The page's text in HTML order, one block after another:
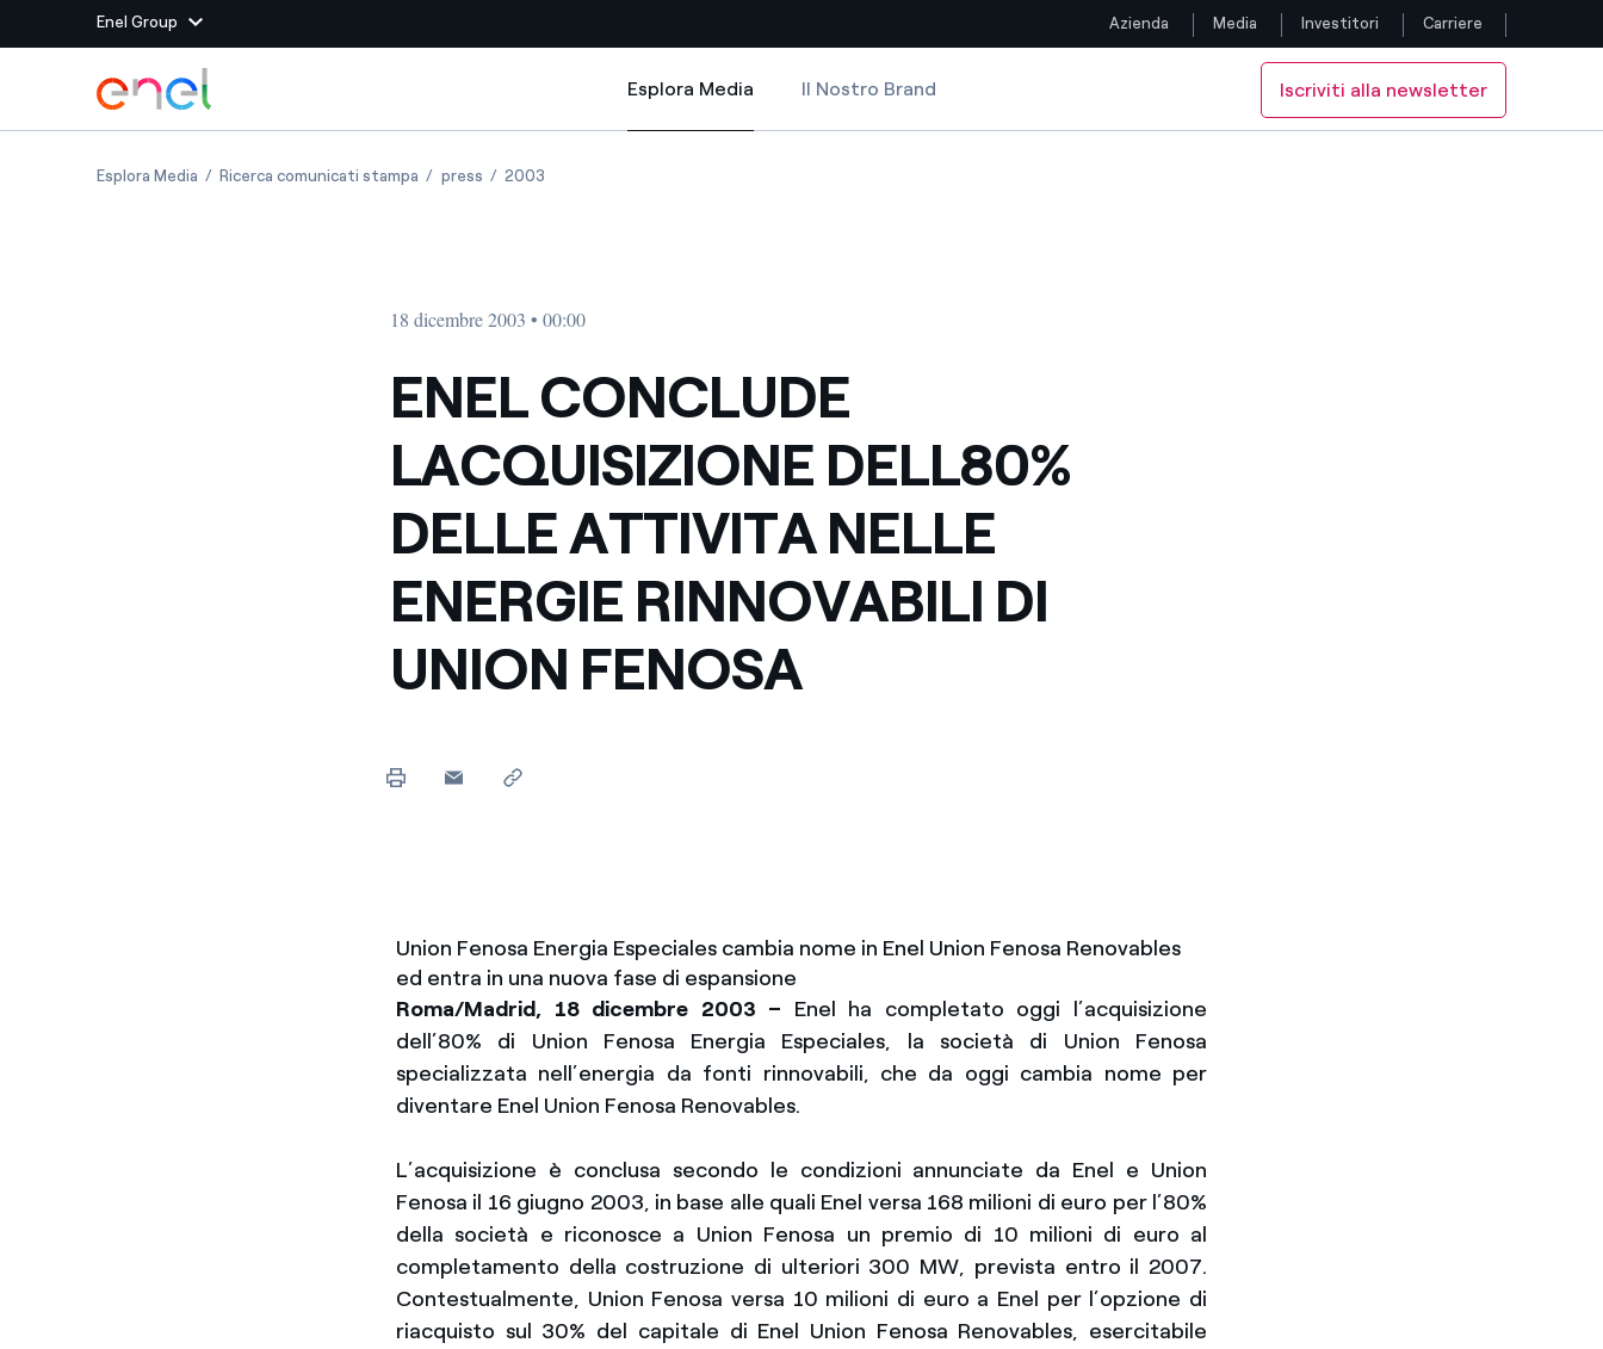
Enel Group
Siti del Gruppo
Enel Green Power Produciamo energia pulita da fonti rinnovabili
Massimizziamo la creazione di valore grazie al
rapporto con i nostri fornitori
energia pulita
Il canale dove segnalare violazioni delle nostre policy
Siti Paese
Colombia
Iberia
Italia
Nord America
Seguici
Vai al contenuto principale
Azienda Media Investitori Carriere
Esplora Media
Esplora Media
Il Nostro Brand Iscriviti alla newsletter
Esplora MediaENEL CONCLUDE L ACQUISIZIONE DELL 80% DELLE ATTIVITA NELLE ENERGIE RINNOVABILI DI UNION FENOSA
Ricerca comunicati stampa ENEL CONCLUDE L ACQUISIZIONE DELL 80% DELLE ATTIVITA NELLE ENERGIE RINNOVABILI DI UNION FENOSA
pressENEL CONCLUDE L ACQUISIZIONE DELL 80% DELLE ATTIVITA NELLE ENERGIE RINNOVABILI DI UNION FENOSA
2003
18 dicembre 2003 • 00:00
ENEL CONCLUDE
LACQUISIZIONE DELL80%
DELLE ATTIVITA NELLE
ENERGIE RINNOVABILI DI
UNION FENOSA
Union Fenosa Energia Especiales cambia nome in Enel Union Fenosa Renovables
ed entra in una nuova fase di espansione
Roma/Madrid, 18 dicembre 2003 – Enel ha completato oggi l’acquisizione
dell’80% di Union Fenosa Energia Especiales, la società di Union Fenosa
specializzata nell’energia da fonti rinnovabili, che da oggi cambia nome per
diventare Enel Union Fenosa Renovables.
L’acquisizione è conclusa secondo le condizioni annunciate da Enel e Union
Fenosa il 16 giugno 2003, in base alle quali Enel versa 168 milioni di euro per l’80%
della società e riconosce a Union Fenosa un premio di 10 milioni di euro al
completamento della costruzione di ulteriori 300 MW, prevista entro il 2007.
Contestualmente, Union Fenosa versa 10 milioni di euro a Enel per l’opzione di
riacquisto sul 30% del capitale di Enel Union Fenosa Renovables, esercitabile